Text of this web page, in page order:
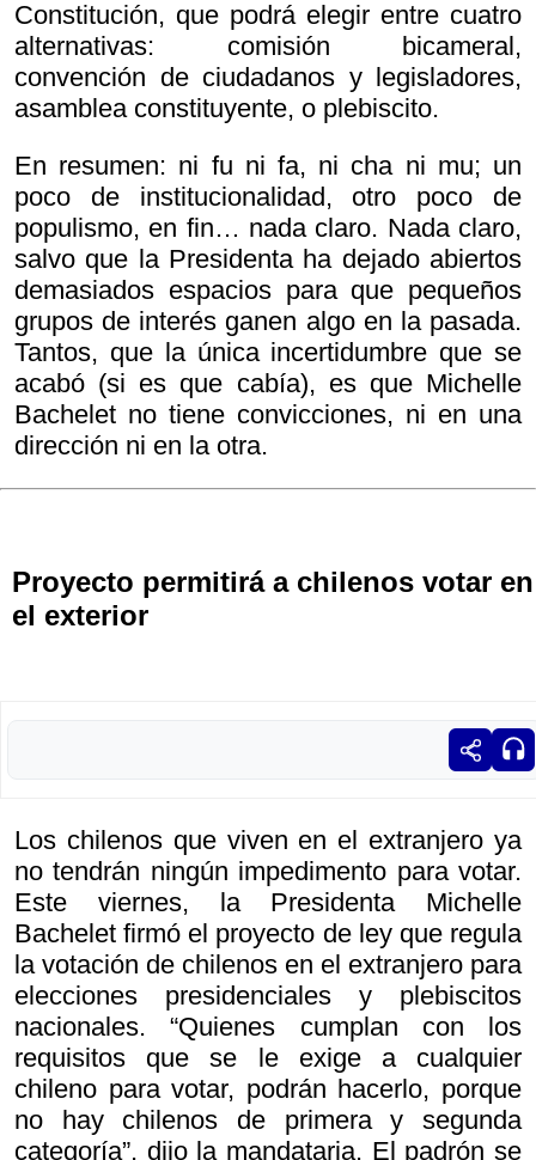
Constitución, que podrá elegir entre cuatro
alternativas: comisión bicameral,
convención de ciudadanos y legisladores,
asamblea constituyente, o plebiscito.
En resumen: ni fu ni fa, ni cha ni mu; un
poco de institucionalidad, otro poco de
populismo, en fin… nada claro. Nada claro,
salvo que la Presidenta ha dejado abiertos
demasiados espacios para que pequeños
grupos de interés ganen algo en la pasada.
Tantos, que la única incertidumbre que se
acabó (si es que cabía), es que Michelle
Bachelet no tiene convicciones, ni en una
dirección ni en la otra.
Proyecto permitirá a chilenos votar en
el exterior
Los chilenos que viven en el extranjero ya
no tendrán ningún impedimento para votar.
Este viernes, la Presidenta Michelle
Bachelet firmó el proyecto de ley que regula
la votación de chilenos en el extranjero para
elecciones presidenciales y plebiscitos
nacionales. “Quienes cumplan con los
requisitos que se le exige a cualquier
chileno para votar, podrán hacerlo, porque
no hay chilenos de primera y segunda
categoría”, dijo la mandataria. El padrón se